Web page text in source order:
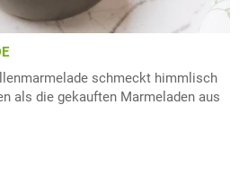
schmeckt himmlisch
als die gekauften Marmeladen aus